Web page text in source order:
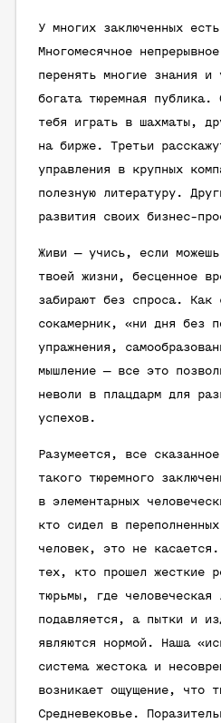
У многих заключенных
Многомесячное
перенять многие знания и
богата тюремная публика.
тебя играть в шахматы,
на бирже. Третьи
управления в крупных
полезную литературу.
развития своих бизнес-
Живи — учись, если
твоей жизни, бесценное
забирают без спроса. Как
сокамерник, «ни дня без
упражнения,
мышление — все это
неволи в плацдарм для
успехов.
Разумеется, все
такого тюремного
в элементарных
кто сидел в
человек, это не
тех, кто прошел жесткие
тюрьмы, где человеческая
подавляется, а пытки и
являются нормой. Наша
система жестока и
возникает ощущение, что
Средневековье.